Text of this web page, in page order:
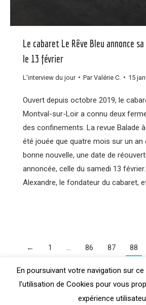
Le cabaret Le Rêve Bleu annonce
le 13 février
L'interview du jour ParValérie C. 15
Ouvert depuis octobre 2019, le
Montval-sur-Loir a connu deux
des confinements. La revue Balade
été jouée que quatre mois sur un an
bonne nouvelle, une date de
annoncée, celle du samedi 13
Alexandre, le fondateur du cabaret,
← 1 … 86 87 88
En poursuivant votre navigation sur
l’utilisation de Cookies pour vous
expérience